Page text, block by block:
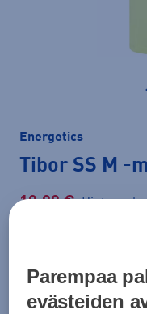
Energetics
Tibor SS M -
10,00 € Hinta
Väri Keltainen
Parempaa
evästeiden